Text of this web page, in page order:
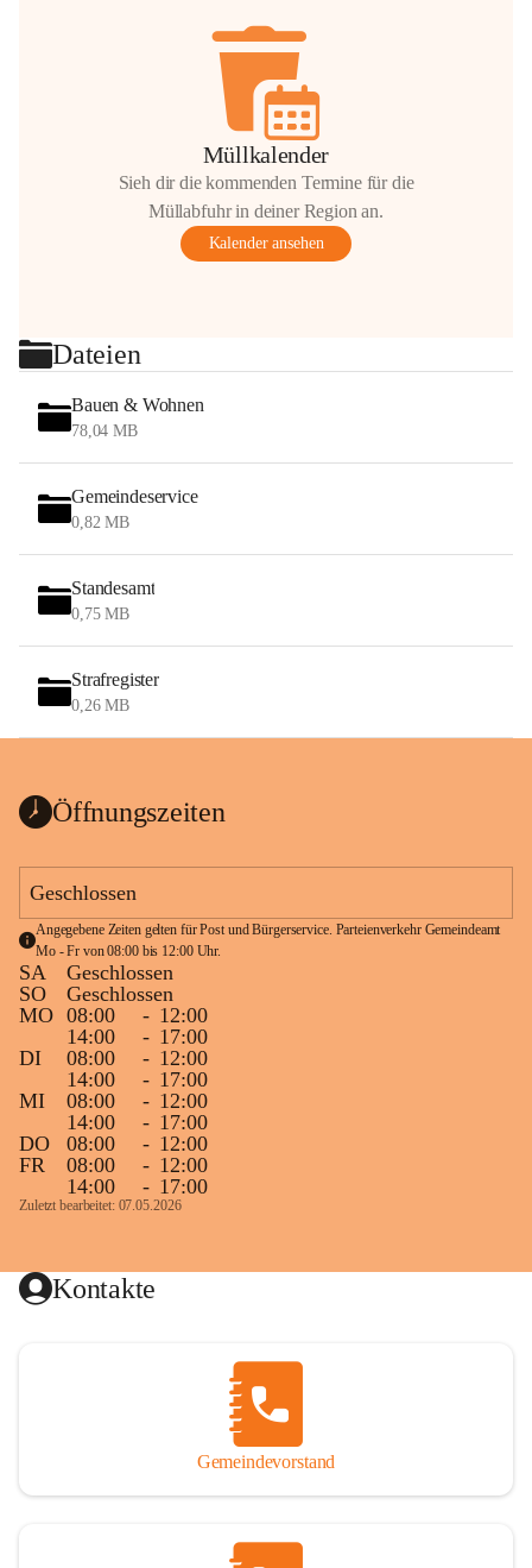
Müllkalender
Sieh dir die kommenden Termine für die
Müllabfuhr in deiner Region an.
Kalender ansehen
Dateien
Bauen & Wohnen
78,04 MB
Gemeindeservice
0,82 MB
Standesamt
0,75 MB
Strafregister
0,26 MB
Öffnungszeiten
Geschlossen
Angegebene Zeiten gelten für Post und Bürgerservice. Parteienverkehr Gemeindeamt
Mo - Fr von 08:00 bis 12:00 Uhr.
SA
Geschlossen
SO
Geschlossen
MO 08:00 - 12:00
14:00
- 17:00
DI
08:00 - 12:00
14:00
- 17:00
MI
08:00 - 12:00
14:00
- 17:00
DO
08:00 - 12:00
FR
08:00 - 12:00
14:00
- 17:00
Zuletzt bearbeitet: 07.05.2026
Kontakte
Gemeindevorstand